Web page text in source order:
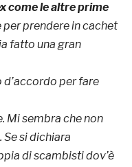
come le altre prime
per prendere in cachet
fatto una gran
d’accordo per fare
Mi sembra che non
Se si dichiara
di scambisti dov’è